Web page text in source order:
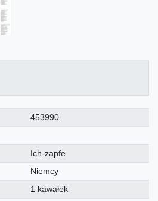
453990
Ich-zapfe
Niemcy
1 kawałek